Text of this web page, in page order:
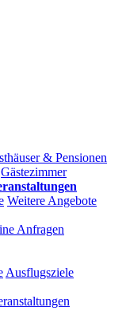
& Pensionen
Gästezimmer
Weitere Angebote
Anfragen
Ausflugsziele